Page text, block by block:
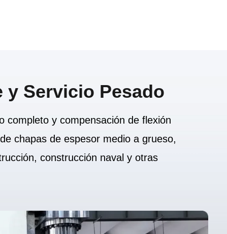
y Servicio Pesado
completo y compensación de flexión
chapas de espesor medio a grueso,
construcción naval y otras